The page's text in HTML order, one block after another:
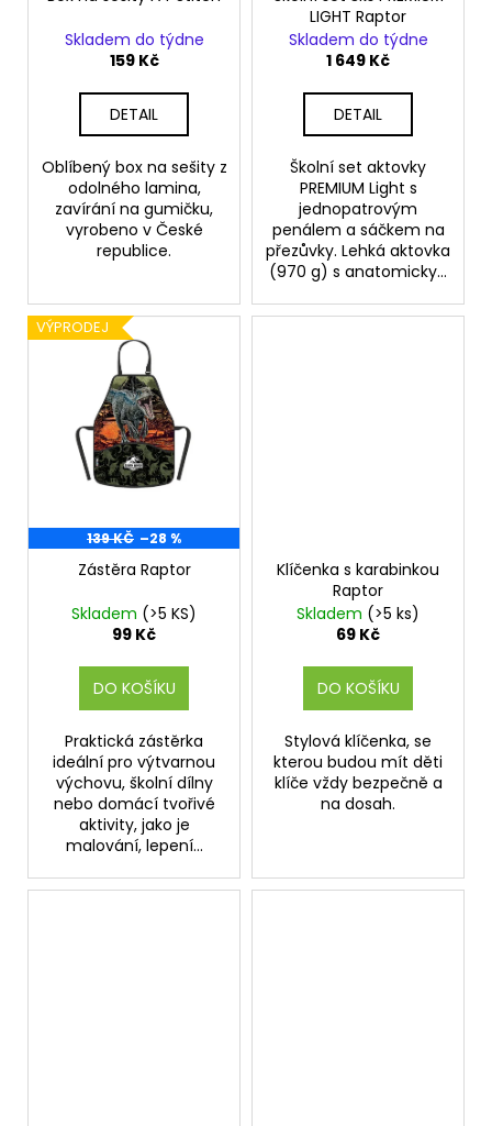
Skladem do týdne
159 Kč
DETAIL
Oblíbený box na sešity z
odolného lamina,
zavírání na gumičku,
vyrobeno v České
republice.
M
A
LIGHT Raptor
Skladem do týdne
1 649 Kč
DETAIL
Školní set aktovky
PREMIUM Light s
jednopatrovým
penálem a sáčkem na
přezůvky. Lehká aktovka
(970 g) s anatomicky...
VÝPRODEJ
139 KČ –28 %
Zástěra Raptor
Skladem (>5 KS)
99 Kč
DO KOŠÍKU
Praktická zástěrka
ideální pro výtvarnou
výchovu, školní dílny
nebo domácí tvořivé
aktivity, jako je
malování, lepení...
Klíčenka s karabinkou
Raptor
Skladem (>5 ks)
69 Kč
DO KOŠÍKU
Stylová klíčenka, se
kterou budou mít děti
klíče vždy bezpečně a
na dosah.